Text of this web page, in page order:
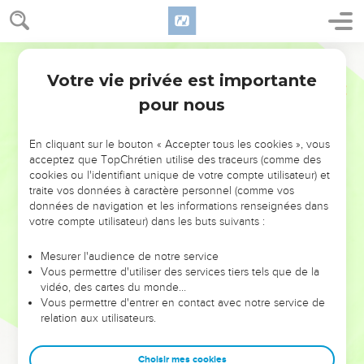
NE MANQUEZ PAS L’ÉVÉNEMENT
DE L’ANNÉE !
ET SI LEURS ERREURS POUVAIENT VOUS ÉVITER LES
VOTRES ?
leur foi ou leur vision. Mais on voit moins les doutes, les erreurs
et les saisons difficiles qu'ils ont traversés, alors même que ce
sont elles qui les ont façonnés.
Dans cette conférence, leaders, entrepreneurs, et responsables
clés pour avancer avec plus de sagesse afin que leurs erreurs
Votre vie privée est importante
pour nous
En cliquant sur le bouton « Accepter tous les cookies », vous
acceptez que TopChrétien utilise des traceurs (comme des
cookies ou l'identifiant unique de votre compte utilisateur) et
traite vos données à caractère personnel (comme vos
données de navigation et les informations renseignées dans
votre compte utilisateur) dans les buts suivants :
Mesurer l'audience de notre service
Vous permettre d'utiliser des services tiers tels que de la
vidéo, des cartes du monde…
Vous permettre d'entrer en contact avec notre service de
relation aux utilisateurs.
Choisir mes cookies